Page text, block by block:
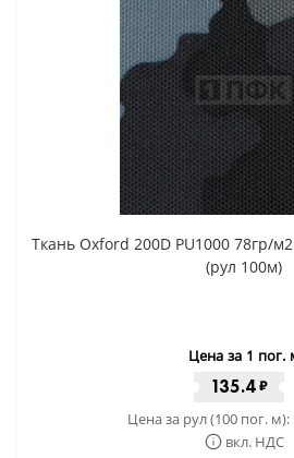
Ткань Oxford 200D PU1000 78гр/
(рул 100м)
Цена за 1 пог.
135.4 ₽
Цена за рул (100 пог. м):
вкл. НДС